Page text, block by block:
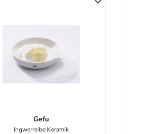
Gefu
Ingwerreibe Keramik